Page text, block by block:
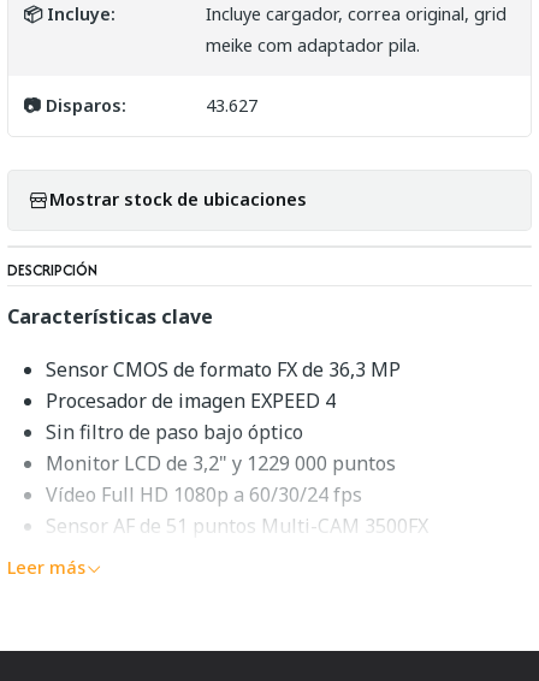
📦 Incluye:
Incluye cargador, correa original, grid
meike com adaptador pila.
📷 Disparos: 43.627
Mostrar stock de ubicaciones
DESCRIPCIÓN
Características clave
Sensor CMOS de formato FX de 36,3 MP
Procesador de imagen EXPEED 4
Sin filtro de paso bajo óptico
Monitor LCD de 3,2" y 1229 000 puntos
Vídeo Full HD 1080p a 60/30/24 fps
Sensor AF de 51 puntos Multi-CAM 3500FX
Nativo ISO 12800, ampliado a ISO 51200
Archivos RAW de 14 bits y formato RAW S de 12 bits
Leer más